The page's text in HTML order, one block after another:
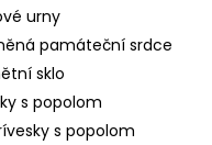
urny
památeční srdce
sklo
s popolom
s popolom